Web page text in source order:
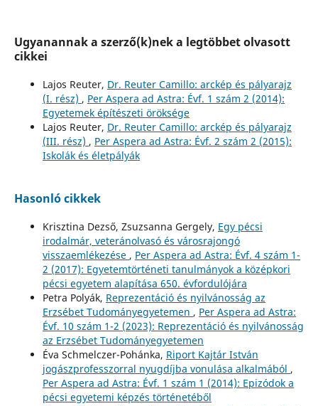
Ugyanannak a szerző(k)nek a legtöbbet olvasott
cikkei
Lajos Reuter, Dr. Reuter Camillo: arckép és pályarajz
(I. rész) , Per Aspera ad Astra: Évf. 1 szám 2 (2014):
Egyetemek építészeti öröksége
Lajos Reuter, Dr. Reuter Camillo: arckép és pályarajz
(III. rész) , Per Aspera ad Astra: Évf. 2 szám 2 (2015):
Iskolák és életpályák
Hasonló cikkek
Krisztina Dezső, Zsuzsanna Gergely, Egy pécsi
irodalmár, veteránolvasó és városrajongó
visszaemlékezése , Per Aspera ad Astra: Évf. 4 szám 1-
2 (2017): Egyetemtörténeti tanulmányok a középkori
pécsi egyetem alapítása 650. évfordulójára
Petra Polyák, Reprezentáció és nyilvánosság az
Erzsébet Tudományegyetemen , Per Aspera ad Astra:
Évf. 10 szám 1-2 (2023): Reprezentáció és nyilvánosság
az Erzsébet Tudományegyetemen
Éva Schmelczer-Pohánka, Riport Kajtár István
jogászprofesszorral nyugdíjba vonulása alkalmából ,
Per Aspera ad Astra: Évf. 1 szám 1 (2014): Epizódok a
pécsi egyetemi képzés történetéből